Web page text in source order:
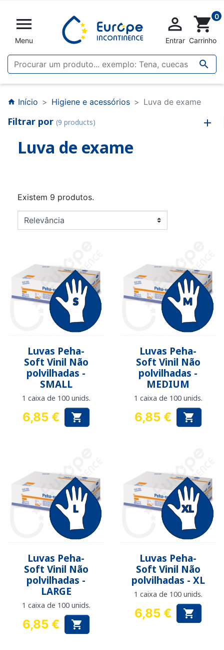

Menu


Entrar
shopping_cart 0
Carrinho
home Início Higiene e acessórios Luva de exame
Filtrar por (9 products)
Luva de exame
Existem 9 produtos.
Luvas Peha-
Soft Vinil Não
polvilhadas -
SMALL
1 caixa de 100 unids.
Preço
6,85 € 
Luvas Peha-
Soft Vinil Não
polvilhadas -
MEDIUM
1 caixa de 100 unids.
Preço
6,85 € 
Luvas Peha-
Soft Vinil Não
polvilhadas -
LARGE
1 caixa de 100 unids.
Preço
6,85 € 
Luvas Peha-
Soft Vinil Não
polvilhadas - XL
1 caixa de 100 unids.
Preço
6,85 € 